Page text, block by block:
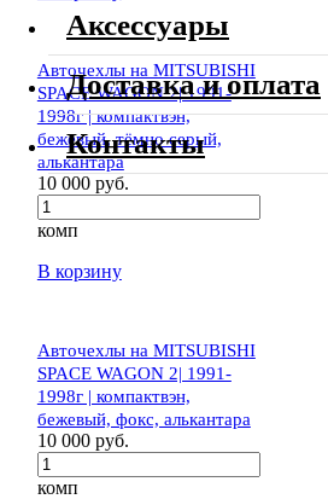
Авточехлы на MITSUBISHI
SPACE WAGON 2| 1991-
1998г | компактвэн,
бежевый, тёмно серый,
алькантара
10 000 руб.
комп
В корзину
Авточехлы на MITSUBISHI
SPACE WAGON 2| 1991-
1998г | компактвэн,
бежевый, фокс, алькантара
10 000 руб.
комп
Аксессуары
Доставка и оплата
Контакты